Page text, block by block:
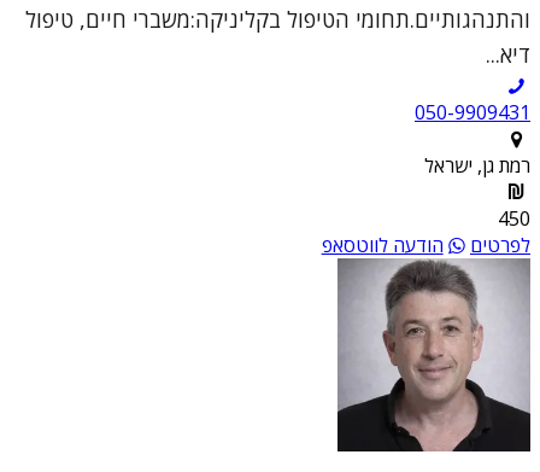
והתנהגותיים.תחומי הטיפול בקליניקה:משברי חיים, טיפול
דיא...
050-9909431
רמת גן, ישראל
450
לפרטים
הודעה לווטסאפ